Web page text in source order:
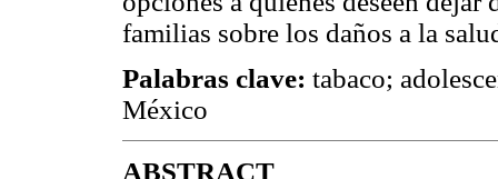
familias sobre los daños a la
Palabras clave: tabaco;
México
ABSTRACT